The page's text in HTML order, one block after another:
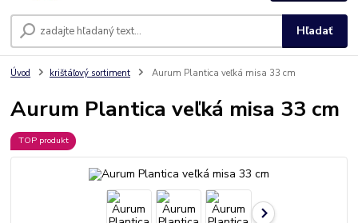
Hľadať
Úvod krištáľový sortiment Aurum Plantica veľká misa 33 cm
Aurum Plantica veľká misa 33 cm
TOP produkt